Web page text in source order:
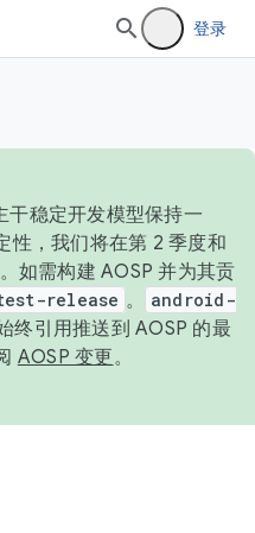
登录
干稳定开发模型保持一
性，我们将在第 2 季度和
如需构建 AOSP 并为其贡
release 。
android-
终引用推送到 AOSP 的最
AOSP 变更。